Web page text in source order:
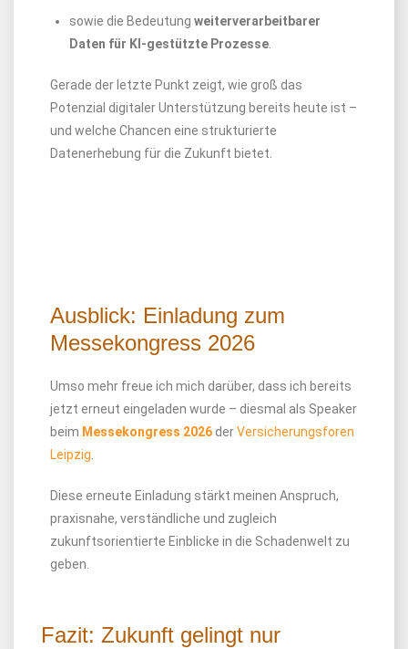
sowie die Bedeutung weiterverarbeitbarer
Daten für KI-gestützte Prozesse
Gerade der letzte Punkt zeigt, wie groß das
Potenzial digitaler Unterstützung bereits heute ist –
und welche Chancen eine strukturierte
Datenerhebung für die Zukunft bietet.
Ausblick: Einladung zum
Messekongress 2026
Umso mehr freue ich mich darüber, dass ich bereits
jetzt erneut eingeladen wurde – diesmal als Speaker
beim Messekongress 2026 derVersicherungsforen
Leipzig
Diese erneute Einladung stärkt meinen Anspruch,
praxisnahe, verständliche und zugleich
zukunftsorientierte Einblicke in die Schadenwelt zu
geben.
Fazit: Zukunft gelingt nur